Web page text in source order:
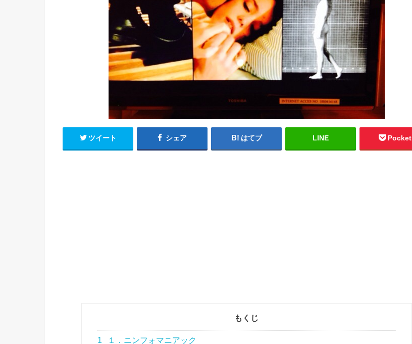
ツイート シェア はてブ LINE Pocket
もくじ
1 １．ニンフォマニアック